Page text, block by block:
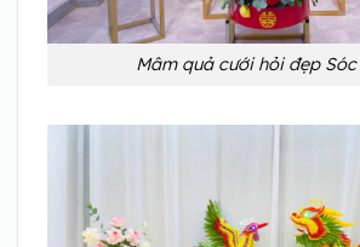
Mâm quả cưới hỏi đẹp Sóc